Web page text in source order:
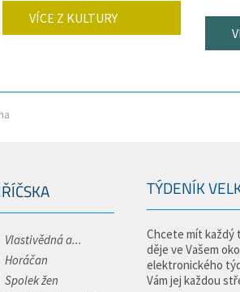
VÍCE Z KULTURY
Vlastivědná a...
Horáčan
Spolek žen
TÝDENÍK
Chcete mít každý
děje ve Vašem
elektronického
Vám jej každou